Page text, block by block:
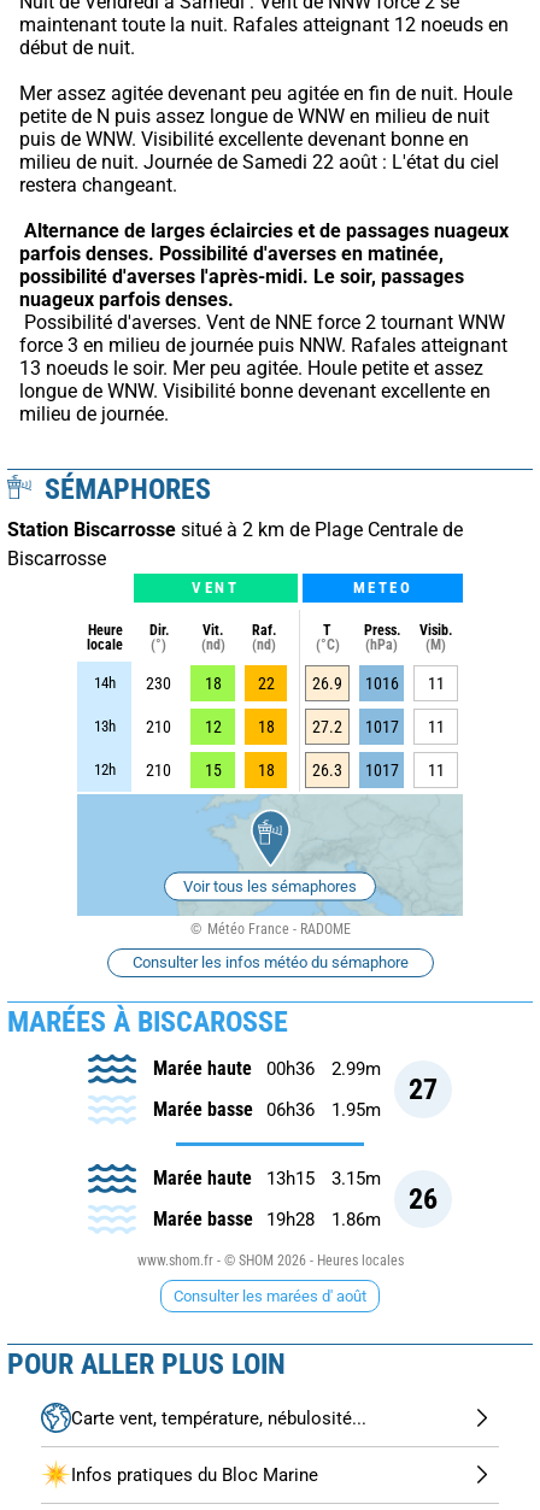
maintenant toute la nuit. Rafales atteignant 12 noeuds en
début de nuit.
Mer assez agitée devenant peu agitée en fin de nuit. Houle
petite de N puis assez longue de WNW en milieu de nuit
puis de WNW. Visibilité excellente devenant bonne en
milieu de nuit. Journée de Samedi 22 août : L'état du ciel
restera changeant.
Alternance de larges éclaircies et de passages nuageux
parfois denses. Possibilité d'averses en matinée,
possibilité d'averses l'après-midi. Le soir, passages
nuageux parfois denses.
force 3 en milieu de journée puis NNW. Rafales atteignant
13 noeuds le soir. Mer peu agitée. Houle petite et assez
longue de WNW. Visibilité bonne devenant excellente en
milieu de journée.
SÉMAPHORES
Station Biscarrosse situé à 2 km de Plage Centrale de
Biscarrosse
VENT METEO
Heure
locale
Dir.
(°)
Vit.
(nd)
Raf.
(nd)
T
(°C)
Press.
(hPa)
Visib.
(M)
14h 230 18 22 26.9 1016 11
13h 210 12 18 27.2 1017 11
12h 210 15 18 26.3 1017 11
Voir tous les sémaphores
Météo France - RADOME
Consulter les infos météo du sémaphore
MARÉES À BISCAROSSE
27
Marée haute 00h36 2.99m
Marée basse 06h36 1.95m
26
Marée haute 13h15 3.15m
Marée basse 19h28 1.86m
www.shom.fr - © SHOM 2026 - Heures locales
Consulter les marées d' août
POUR ALLER PLUS LOIN
Carte vent, température, nébulosité...
Infos pratiques du Bloc Marine